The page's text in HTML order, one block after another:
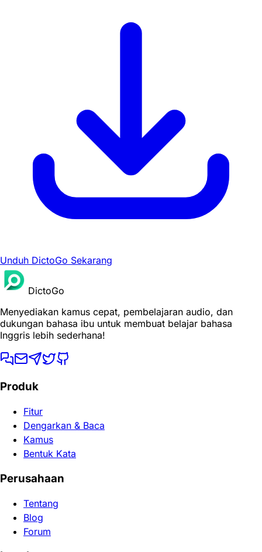
Unduh DictoGo Sekarang
DictoGo
Menyediakan kamus cepat, pembelajaran audio, dan
dukungan bahasa ibu untuk membuat belajar bahasa
Inggris lebih sederhana!
Produk
Fitur
Dengarkan & Baca
Kamus
Bentuk Kata
Perusahaan
Tentang
Blog
Forum